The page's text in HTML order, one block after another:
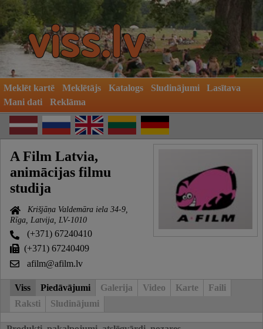
Meklēt kartē Meklētājs Katalogs Sludinājumi
Lasītava
Mani dati
Reklāma
A Film Latvia,
animācijas filmu
studija
Krišjāņa Valdemāra iela 34-9,
Rīga, Latvija, LV-1010
(+371) 67240410
(+371) 67240409
afilm@afilm.lv
Viss Piedāvājumi Galerija Video Karte
Faili
Raksti
Sludinājumi